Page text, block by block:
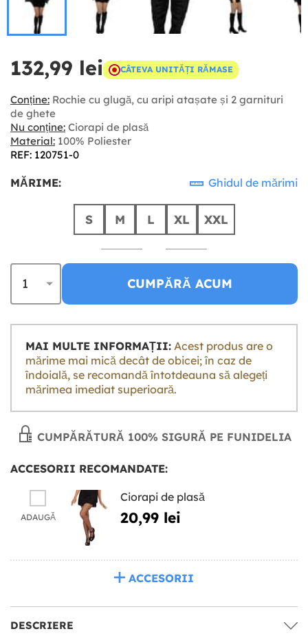
132,99 lei CÂTEVA UNITĂȚI RĂMASE
Conține: Rochie cu glugă, cu aripi atașate și 2 garnituri
de ghete
Nu conține: Ciorapi de plasă
Material: 100% Poliester
REF: 120751-0
MĂRIME: Ghidul de mărimi
S M L XL XXL
CUMPĂRĂ ACUM
MAI MULTE INFORMAȚII:
mărime mai mică decât de obicei; în caz de
îndoială, se recomandă întotdeauna să alegeți
mărimea imediat superioară.
CUMPĂRĂTURĂ 100% SIGURĂ PE FUNIDELIA
ACCESORII RECOMANDATE:
ADAUGĂ
Ciorapi de plasă
20,99 lei
ACCESORII
DESCRIERE